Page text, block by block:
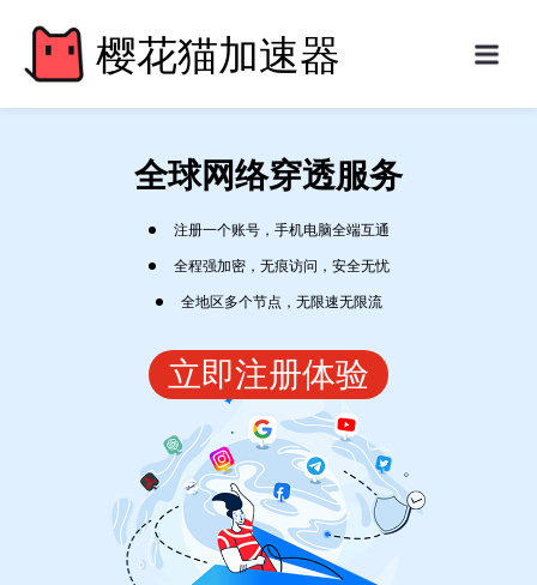
樱花猫加速器
全球网络穿透服务
注册一个账号，手机电脑全端互通
全程强加密，无痕访问，安全无忧
全地区多个节点，无限速无限流
立即注册体验